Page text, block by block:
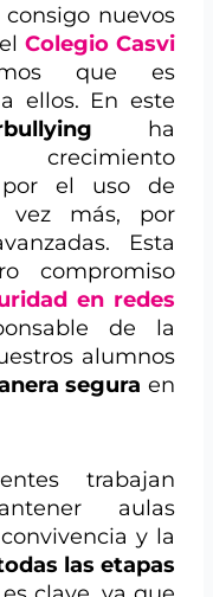
nuevos
Colegio Casvi
que es
ellos. En este
ha
por el uso de
más, por
Esta
compromiso
en redes
de la
alumnos
segura en
trabajan
aulas
y la
las etapas